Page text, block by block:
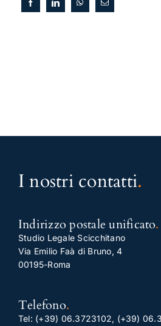
I nostri contatti.
Indirizzo postale unificato.
Studio Legale Scicchitano
Via Emilio Faà di Bruno, 4
00195-Roma
Telefono.
Tel: (+39) 06.3723102, (+39)